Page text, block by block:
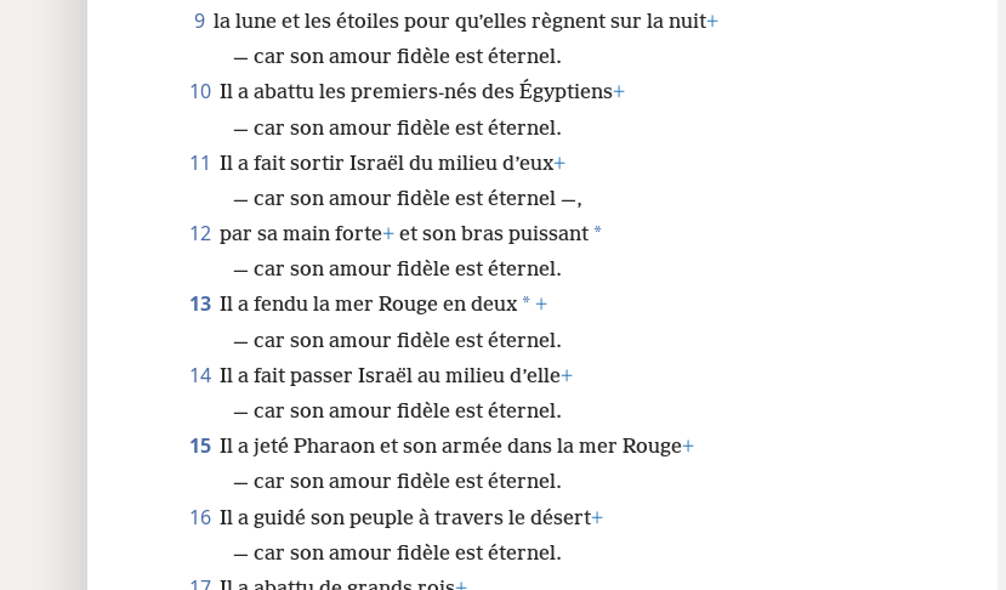
9 la lune et les étoiles pour qu’elles règnent sur la nuit+
— car son amour fidèle est éternel.
10 Il a abattu les premiers-nés des Égyptiens+
— car son amour fidèle est éternel.
11 Il a fait sortir Israël du milieu d’eux+
— car son amour fidèle est éternel —,
12 par sa main forte+ et son bras puissant *
— car son amour fidèle est éternel.
13 Il a fendu la mer Rouge en deux * +
— car son amour fidèle est éternel.
14 Il a fait passer Israël au milieu d’elle+
— car son amour fidèle est éternel.
15 Il a jeté Pharaon et son armée dans la mer Rouge+
— car son amour fidèle est éternel.
16 Il a guidé son peuple à travers le désert+
— car son amour fidèle est éternel.